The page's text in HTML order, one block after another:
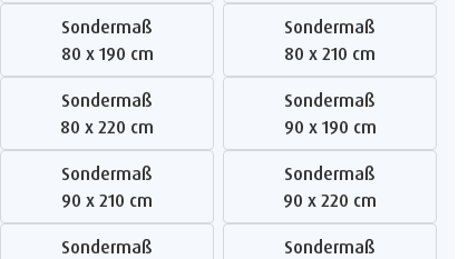
Sondermaß
80 x 190 cm
Sondermaß
80 x 210 cm
Sondermaß
80 x 220 cm
Sondermaß
90 x 190 cm
Sondermaß
90 x 210 cm
Sondermaß
90 x 220 cm
Sondermaß
Sondermaß